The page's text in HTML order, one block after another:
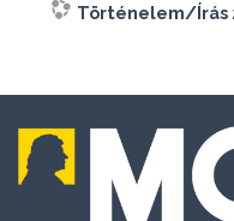
Történelem/Írás